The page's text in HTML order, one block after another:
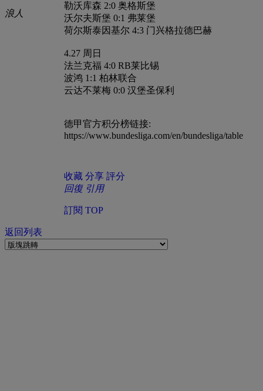
浪人
勒沃库森 2:0 奥格斯堡
沃尔夫斯堡 0:1 弗莱堡
荷尔斯泰因基尔 4:3 门兴格拉德巴赫
4.27 周日
法兰克福 4:0 RB莱比锡
波鸿 1:1 柏林联合
云达不莱梅 0:0 汉堡圣保利
德甲官方积分榜链接:
https://www.bundesliga.com/en/bundesliga/table
收藏 分享 評分
回復 引用
訂閱 TOP
返回列表